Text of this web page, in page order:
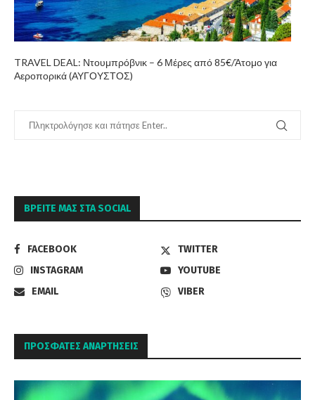
TRAVEL DEAL: Ντουμπρόβνικ – 6 Μέρες από 85€/Άτομο για
Αεροπορικά (ΑΥΓΟΥΣΤΟΣ)
ΒΡΕΊΤΕ ΜΑΣ ΣΤΑ SOCIAL
FACEBOOK
TWITTER
INSTAGRAM
YOUTUBE
EMAIL
VIBER
ΠΡΌΣΦΑΤΕΣ ΑΝΑΡΤΉΣΕΙΣ